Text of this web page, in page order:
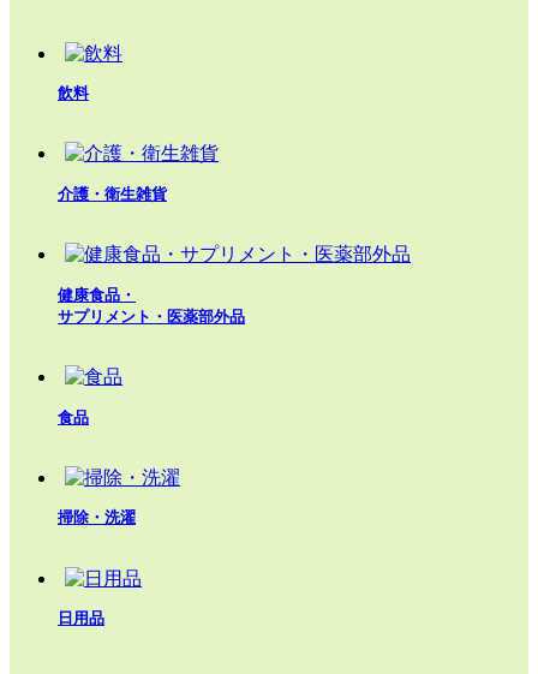
飲料
介護・衛生雑貨
健康食品・
サプリメント・医薬部外品
食品
掃除・洗濯
日用品